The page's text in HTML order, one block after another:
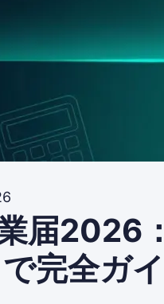
届2026
完全ガ